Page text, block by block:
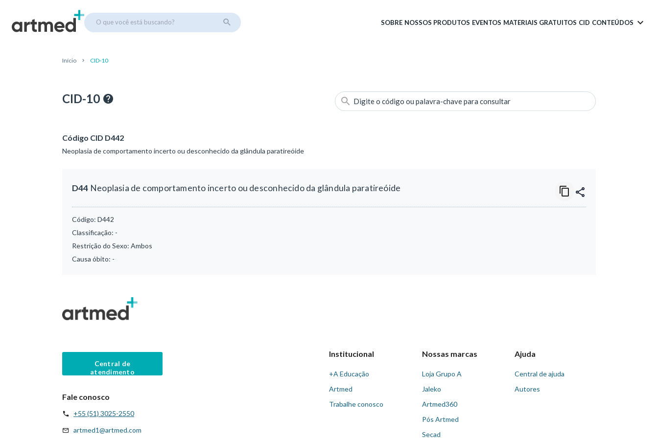
O que você está buscando? SOBRE NOSSOS PRODUTOS EVENTOS MATERIAIS GRATUITOS CID CONTEÚDOS
Início CID-10
CID-10 Digite o código ou palavra-chave para consultar
Código CID D442
Neoplasia de comportamento incerto ou desconhecido da glândula paratireóide
D44 Neoplasia de comportamento incerto ou desconhecido da glândula paratireóide
Código: D442
Classificação: -
Restrição do Sexo: Ambos
Causa óbito: -
Central de
atendimento
Fale conosco
+55 (51) 3025-2550
artmed1@artmed.com
Institucional
+A Educação
Artmed
Trabalhe conosco
Nossas marcas
Loja Grupo A
Jaleko
Artmed360
Pós Artmed
Secad
Ajuda
Central de ajuda
Autores